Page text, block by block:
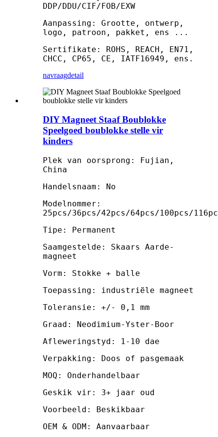
DDP/DDU/CIF/FOB/EXW
Aanpassing: Grootte, ontwerp,
logo, patroon, pakket, ens ...
Sertifikate: ROHS, REACH, EN71,
CHCC, CP65, CE, IATF16949, ens.
navraagdetail
DIY Magneet Staaf Boublokke
Speelgoed boublokke stelle vir
kinders
Plek van oorsprong: Fujian,
China
Handelsnaam: No
Modelnommer:
25pcs/36pcs/42pcs/64pcs/100pcs/
Tipe: Permanent
Saamgestelde: Skaars Aarde-
magneet
Vorm: Stokke + balle
Toepassing: industriële magneet
Toleransie: +/- 0,1 mm
Graad: Neodimium-Yster-Boor
Afleweringstyd: 1-10 dae
Verpakking: Doos of pasgemaak
MOQ: Onderhandelbaar
Geskik vir: 3+ jaar oud
Voorbeeld: Beskikbaar
OEM & ODM: Aanvaarbaar